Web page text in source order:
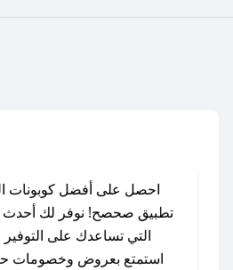
احصل على أفضل كوبونات
تطبيق صحصح! نوفر لك أحدث
التي تساعدك على
استمتع بعروض وخصومات